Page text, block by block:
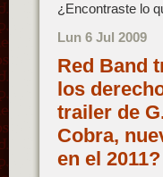
¿Encontraste lo
Lun 6 Jul 2009
Red Band
los
trailer de
Cobra,
en el